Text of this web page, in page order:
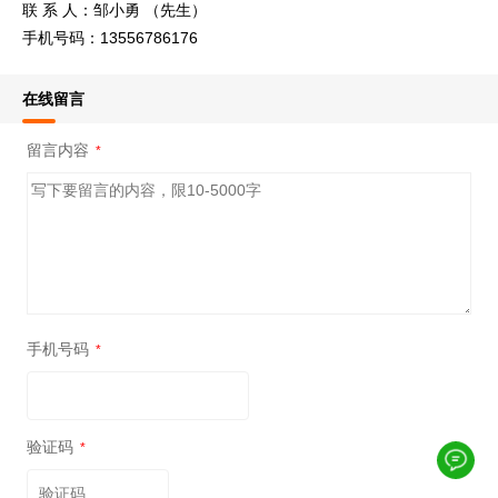
联 系 人：邹小勇 （先生）
手机号码：13556786176
在线留言
留言内容 *
手机号码 *
验证码 *